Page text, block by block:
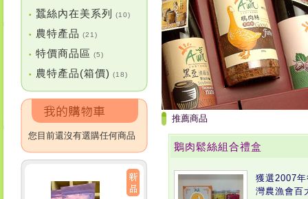
• 蠶絲內在美系列 (10)
• 農特產品 (21)
• 特價商品區 (5)
• 農特產品(箱價) (18)
您目前還沒有選購任何商品
推薦商品
鵝肉鬆絲組合禮盒
獲選2007
灣農漁會百